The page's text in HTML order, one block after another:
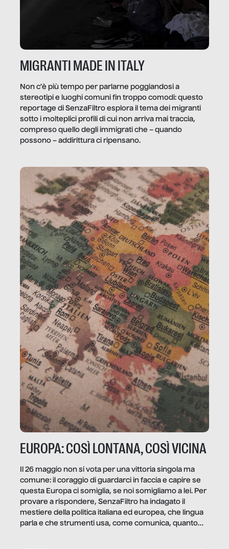
MIGRANTI MADE IN ITALY
Non c’è più tempo per parlarne poggiandosi a
stereotipi e luoghi comuni fin troppo comodi: questo
reportage di SenzaFiltro esplora il tema dei migranti
sotto i molteplici profili di cui non arriva mai traccia,
compreso quello degli immigrati che – quando
possono – addirittura ci ripensano.
EUROPA: COSÌ LONTANA, COSÌ VICINA
Il 26 maggio non si vota per una vittoria singola ma
comune: il coraggio di guardarci in faccia e capire se
questa Europa ci somiglia, se noi somigliamo a lei. Per
provare a rispondere, SenzaFiltro ha indagato il
mestiere della politica italiana ed europea, che lingua
parla e che strumenti usa, come comunica, quanto